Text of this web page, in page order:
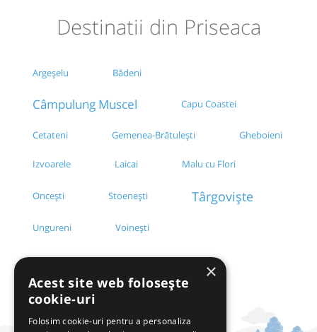
Destinatii din Priseaca
Argeșelu Bădeni
Câmpulung Muscel Capu Coastei
Cetateni Gemenea-Brătulești Gheboieni
Izvoarele Laicai Malu cu Flori
Oncești Stoenești Târgoviște
Ungureni Voinești
×
Acest site web folosește
cookie-uri
Folosim cookie-uri pentru a personaliza